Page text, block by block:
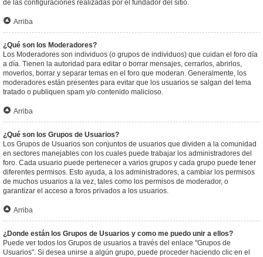
de las configuraciones realizadas por el fundador del sitio.
Arriba
¿Qué son los Moderadores?
Los Moderadores son individuos (o grupos de individuos) que cuidan el foro día
a día. Tienen la autoridad para editar o borrar mensajes, cerrarlos, abrirlos,
moverlos, borrar y separar temas en el foro que moderan. Generalmente, los
moderadores están presentes para evitar que los usuarios se salgan del tema
tratado o publiquen spam y/o contenido malicioso.
Arriba
¿Qué son los Grupos de Usuarios?
Los Grupos de Usuarios son conjuntos de usuarios que dividen a la comunidad
en sectores manejables con los cuales puede trabajar los administradores del
foro. Cada usuario puede pertenecer a varios grupos y cada grupo puede tener
diferentes permisos. Esto ayuda, a los administradores, a cambiar los permisos
de muchos usuarios a la vez, tales como los permisos de moderador, o
garantizar el acceso a foros privados a los usuarios.
Arriba
¿Donde están los Grupos de Usuarios y como me puedo unir a ellos?
Puede ver todos los Grupos de usuarios a través del enlace "Grupos de
Usuarios". Si desea unirse a algún grupo, puede proceder haciendo clic en el